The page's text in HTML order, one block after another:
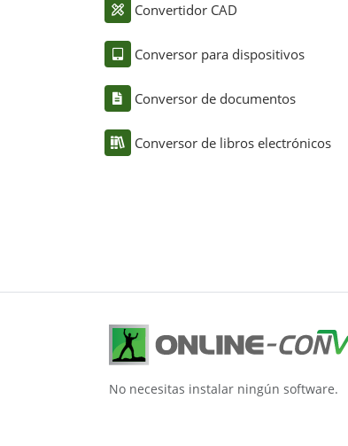
Convertidor CAD
Conversor para dispositivos
Conversor de documentos
Conversor de libros electrónicos
No necesitas instalar ningún software.